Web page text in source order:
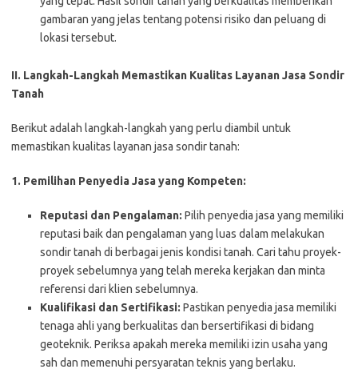
gambaran yang jelas tentang potensi risiko dan peluang di
lokasi tersebut.
II. Langkah-Langkah Memastikan Kualitas Layanan Jasa Sondir
Tanah
Berikut adalah langkah-langkah yang perlu diambil untuk
memastikan kualitas layanan jasa sondir tanah:
1. Pemilihan Penyedia Jasa yang Kompeten:
Reputasi dan Pengalaman: Pilih penyedia jasa yang memiliki
reputasi baik dan pengalaman yang luas dalam melakukan
sondir tanah di berbagai jenis kondisi tanah. Cari tahu proyek-
proyek sebelumnya yang telah mereka kerjakan dan minta
referensi dari klien sebelumnya.
Kualifikasi dan Sertifikasi: Pastikan penyedia jasa memiliki
tenaga ahli yang berkualitas dan bersertifikasi di bidang
geoteknik. Periksa apakah mereka memiliki izin usaha yang
sah dan memenuhi persyaratan teknis yang berlaku.